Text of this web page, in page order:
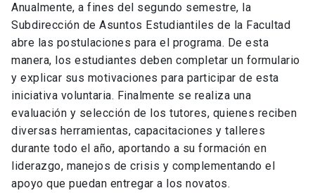
Anualmente, a fines del segundo semestre, la
Subdirección de Asuntos Estudiantiles de la Facultad
abre las postulaciones para el programa. De esta
manera, los estudiantes deben completar un formulario
y explicar sus motivaciones para participar de esta
iniciativa voluntaria. Finalmente se realiza una
evaluación y selección de los tutores, quienes reciben
diversas herramientas, capacitaciones y talleres
durante todo el año, aportando a su formación en
liderazgo, manejos de crisis y complementando el
apoyo que puedan entregar a los novatos.